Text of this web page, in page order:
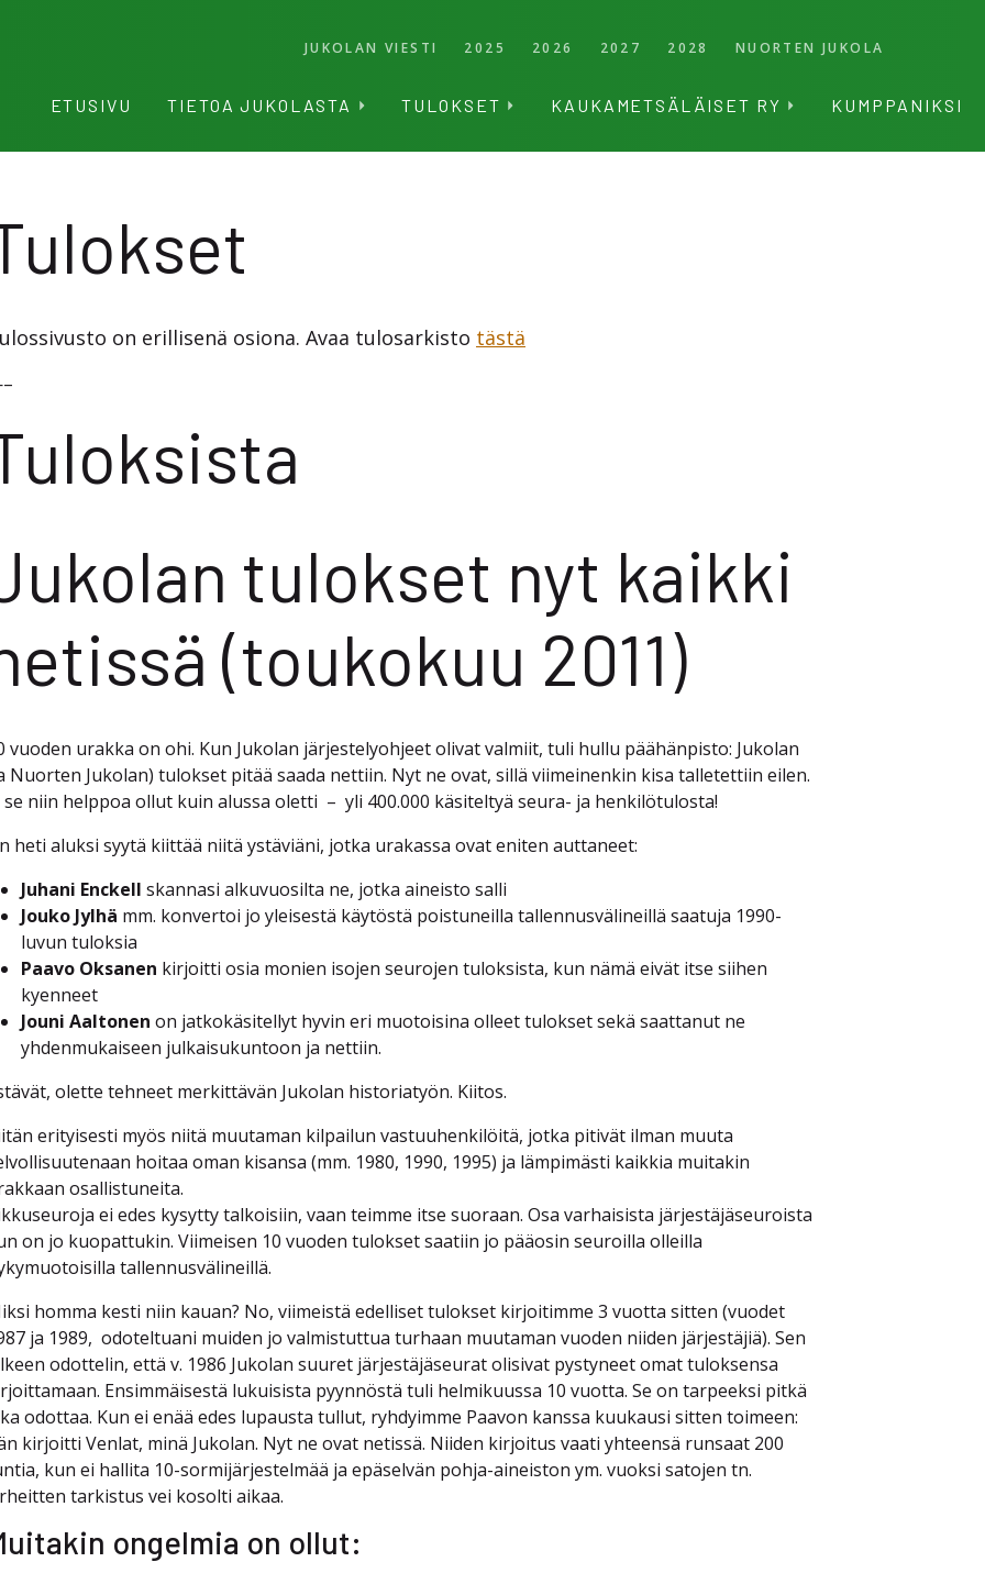
JUKOLAN VIESTI 2025 2026 2027 2028 NUORTEN JUKOLA
ETUSIVU TIETOA JUKOLASTA TULOKSET KAUKAMETSÄLÄISET RY KUMPPANIKSI
on erillisenä osiona. Avaa tulosarkisto tästä
tulokset nyt kaikki
(toukokuu 2011)
vuoden urakka on ohi. Kun Jukolan järjestelyohjeet olivat valmiit, tuli hullu päähänpisto: Jukolan
Nuorten Jukolan) tulokset pitää saada nettiin. Nyt ne ovat, sillä viimeinenkin kisa talletettiin eilen.
se niin helppoa ollut kuin alussa oletti – yli 400.000 käsiteltyä seura- ja henkilötulosta!
heti aluksi syytä kiittää niitä ystäviäni, jotka urakassa ovat eniten auttaneet:
Juhani Enckell skannasi alkuvuosilta ne, jotka aineisto salli
Jouko Jylhä mm. konvertoi jo yleisestä käytöstä poistuneilla tallennusvälineillä saatuja 1990-
luvun tuloksia
Paavo Oksanen kirjoitti osia monien isojen seurojen tuloksista, kun nämä eivät itse siihen
kyenneet
Jouni Aaltonen on jatkokäsitellyt hyvin eri muotoisina olleet tulokset sekä saattanut ne
yhdenmukaiseen julkaisukuntoon ja nettiin.
olette tehneet merkittävän Jukolan historiatyön. Kiitos.
erityisesti myös niitä muutaman kilpailun vastuuhenkilöitä, jotka pitivät ilman muuta
hoitaa oman kisansa (mm. 1980, 1990, 1995) ja lämpimästi kaikkia muitakin
osallistuneita.
ei edes kysytty talkoisiin, vaan teimme itse suoraan. Osa varhaisista järjestäjäseuroista
on jo kuopattukin. Viimeisen 10 vuoden tulokset saatiin jo pääosin seuroilla olleilla
tallennusvälineillä.
homma kesti niin kauan? No, viimeistä edelliset tulokset kirjoitimme 3 vuotta sitten (vuodet
ja 1989, odoteltuani muiden jo valmistuttua turhaan muutaman vuoden niiden järjestäjiä). Sen
odottelin, että v. 1986 Jukolan suuret järjestäjäseurat olisivat pystyneet omat tuloksensa
Ensimmäisestä lukuisista pyynnöstä tuli helmikuussa 10 vuotta. Se on tarpeeksi pitkä
odottaa. Kun ei enää edes lupausta tullut, ryhdyimme Paavon kanssa kuukausi sitten toimeen:
kirjoitti Venlat, minä Jukolan. Nyt ne ovat netissä. Niiden kirjoitus vaati yhteensä runsaat 200
kun ei hallita 10-sormijärjestelmää ja epäselvän pohja-aineiston ym. vuoksi satojen tn.
tarkistus vei kosolti aikaa.
ongelmia on ollut: